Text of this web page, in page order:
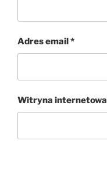
Adres email *
Witryna internetowa